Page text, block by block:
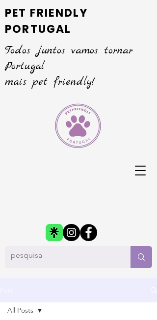
PET FRIENDLY
PORTUGAL
Todos juntos vamos tornar
Portugal
mais pet friendly!
All Posts